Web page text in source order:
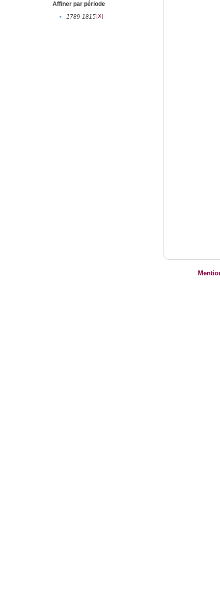
Affiner par période
•
1789-1815[X]